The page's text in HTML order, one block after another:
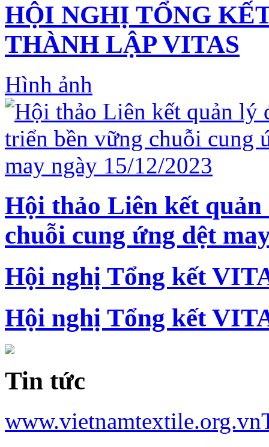
HỘI NGHỊ TỔNG
THÀNH LẬP VITAS
Hình ảnh
Hội thảo Liên kết
chuỗi cung ứng dệt
Hội nghị Tổng kết
Hội nghị Tổng kết
Tin tức
www.vietnamtextile.org.vn